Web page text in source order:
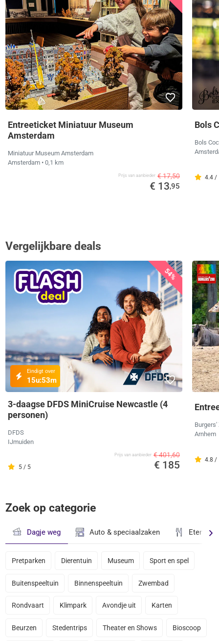
Entreeticket Miniatuur Museum
Amsterdam
Miniatuur Museum Amsterdam
Amsterdam • 0,1 km
Prijs van aanbieder € 17,50
€ 13,95
Bols
Bols
4.4 /
Vergelijkbare deals
54%
Eindigt over
15u:53m
3-daagse DFDS MiniCruise Newcastle (4
personen)
DFDS
IJmuiden
5 / 5
Prijs van aanbieder € 401,60
€ 185
Burgers'
Arnhem
4.8 /
Zoek op categorie
Dagje weg Auto & speciaalzaken Eten &
Pretparken Dierentuin Museum Sport en spel
Buitenspeeltuin Binnenspeeltuin Zwembad
Rondvaart Klimpark Avondje uit Karten
Beurzen Stedentrips Theater en Shows Bioscoop